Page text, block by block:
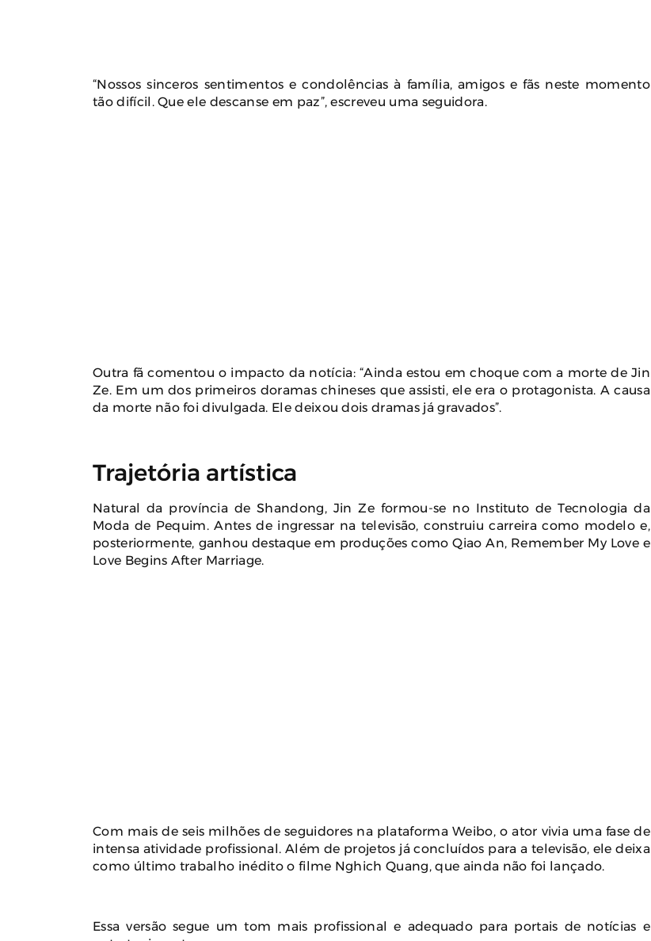
“Nossos sinceros sentimentos e condolências à família, amigos e fãs neste momento
tão difícil. Que ele descanse em paz”, escreveu uma seguidora.
Outra fã comentou o impacto da notícia: “Ainda estou em choque com a morte de Jin
Ze. Em um dos primeiros doramas chineses que assisti, ele era o protagonista. A causa
da morte não foi divulgada. Ele deixou dois dramas já gravados”.
Trajetória artística
Natural da província de Shandong, Jin Ze formou-se no Instituto de Tecnologia da
Moda de Pequim. Antes de ingressar na televisão, construiu carreira como modelo e,
posteriormente, ganhou destaque em produções como Qiao An, Remember My Love e
Love Begins After Marriage.
Com mais de seis milhões de seguidores na plataforma Weibo, o ator vivia uma fase de
intensa atividade profissional. Além de projetos já concluídos para a televisão, ele deixa
como último trabalho inédito o filme Nghich Quang, que ainda não foi lançado.
Essa versão segue um tom mais profissional e adequado para portais de notícias e